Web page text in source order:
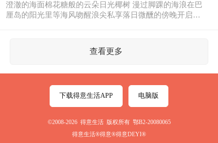
澄澈的海面棉花糖般的云朵日光椰树 漫过脚踝的海浪在巴
厘岛的阳光里等海风吻醒浪尖私享落日微醺的傍晚开启浓
查看更多
下载得意生活APP 电脑版
©2008-2026 得意生活 版权所有 鄂B2-20080065
得意生活®得意®得意DEYI®